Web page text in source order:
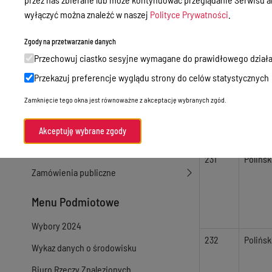
Sprawy załatwiane w urzędzie
Sprawy załatwiane internetowo
Oświadczenia majątkowe
e-Puap/ e-Doręczenia
Petycje
Praca
Zamówienia publiczne
Menu Podmiotowe
Wybory 2024
Wykaz danych o środowisku
Biuro Rzeczy Znalezionych
231
232
wyłączyć można znaleźć w naszej Polityce Prywatności
Zgody na przetwarzanie danych
Przechowuj ciastko sesyjne wymagane do prawidłowego
Przekazuj preferencje wyglądu strony do celów statystycznych
Zamknięcie tego okna jest równoważne z akceptację wybranych zgód.
Akceptuję wybrane zgody